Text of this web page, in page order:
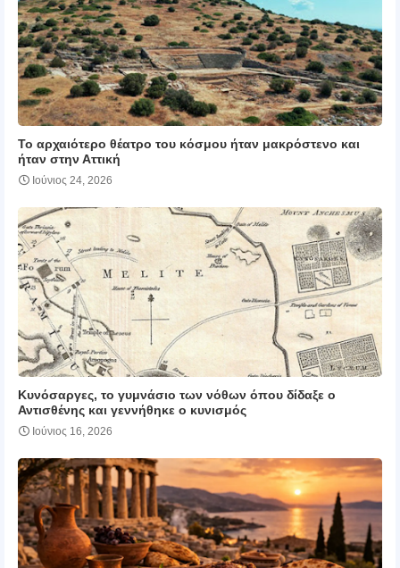
Το αρχαιότερο θέατρο του κόσμου ήταν μακρόστενο και
ήταν στην Αττική
Ιούνιος 24, 2026
Κυνόσαργες, το γυμνάσιο των νόθων όπου δίδαξε ο
Αντισθένης και γεννήθηκε ο κυνισμός
Ιούνιος 16, 2026